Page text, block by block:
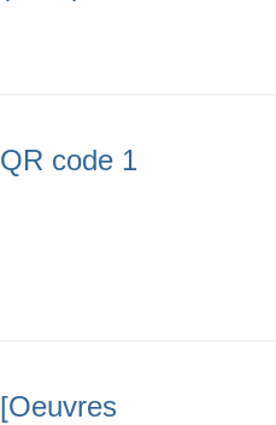
QR code 1
[Oeuvres